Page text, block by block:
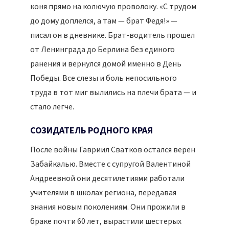
коня прямо на колючую проволоку. «С трудом
до дому доплелся, а там — брат Федя!» —
писал он в дневнике. Брат-водитель прошел
от Ленинграда до Берлина без единого
ранения и вернулся домой именно в День
Победы. Все слезы и боль непосильного
труда в тот миг вылились на плечи брата — и
стало легче.
СОЗИДАТЕЛЬ РОДНОГО КРАЯ
После войны Гавриил Сватков остался верен
Забайкалью. Вместе с супругой Валентиной
Андреевной они десятилетиями работали
учителями в школах региона, передавая
знания новым поколениям. Они прожили в
браке почти 60 лет, вырастили шестерых